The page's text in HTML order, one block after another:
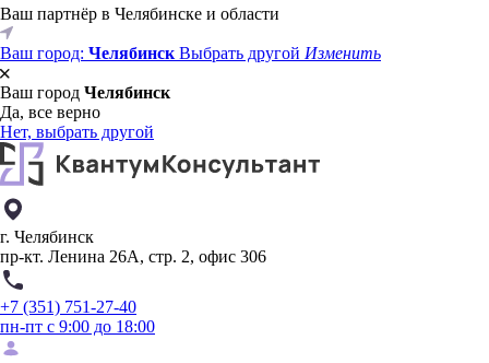
Ваш партнёр в Челябинске и области
Ваш город: Челябинск Выбрать другой Изменить
Ваш город Челябинск
Да, все верно
Нет, выбрать другой
г. Челябинск
пр-кт. Ленина 26А, стр. 2, офис 306
+7 (351) 751-27-40
пн-пт с 9:00 до 18:00